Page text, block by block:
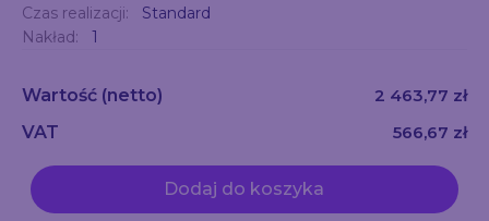
Czas realizacji:
Standard
Nakład:
1
Wartość (netto)
2 463,77 zł
VAT
566,67 zł
Dodaj do koszyka